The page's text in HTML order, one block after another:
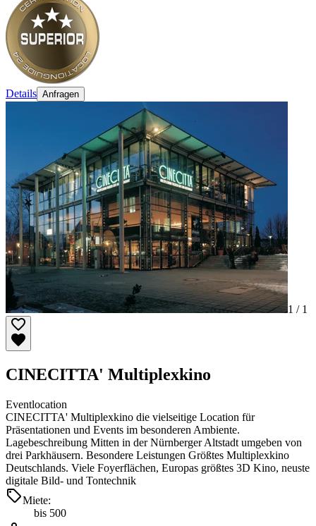
Details Anfragen
1 / 1
CINECITTA' Multiplexkino
Eventlocation
CINECITTA' Multiplexkino die vielseitige Location für
Präsentationen und Events im besonderen Ambiente.
Lagebeschreibung Mitten in der Nürnberger Altstadt umgeben von
drei Parkhäusern. Besondere Leistungen Größtes Multiplexkino
Deutschlands. Viele Foyerflächen, Europas größtes 3D Kino, neuste
digitale Bild- und Tontechnik
Miete:
bis 500